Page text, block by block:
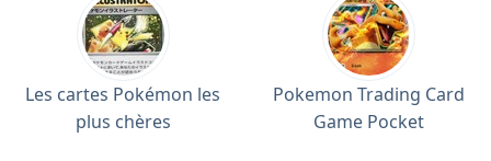
Les cartes Pokémon les
plus chères
Pokemon Trading Card
Game Pocket